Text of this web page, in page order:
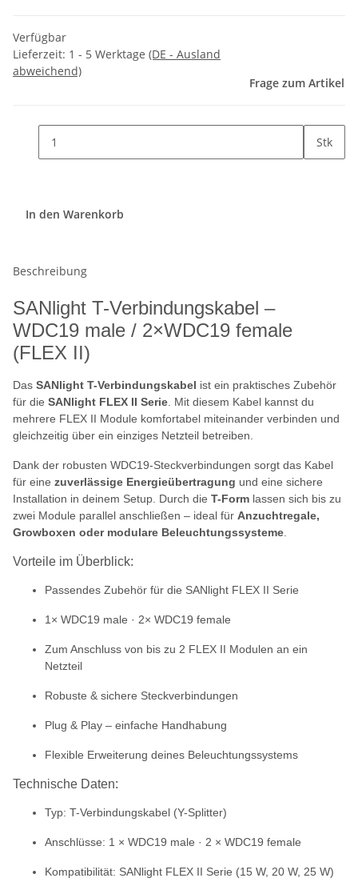
Verfügbar
Lieferzeit: 1 - 5 Werktage (DE - Ausland
abweichend)
Frage zum Artikel
Stk
In den Warenkorb
Beschreibung
SANlight T-Verbindungskabel –
WDC19 male / 2×WDC19 female
(FLEX II)
Das SANlight T-Verbindungskabel ist ein praktisches Zubehör
für die SANlight FLEX II Serie. Mit diesem Kabel kannst du
mehrere FLEX II Module komfortabel miteinander verbinden und
gleichzeitig über ein einziges Netzteil betreiben.
Dank der robusten WDC19-Steckverbindungen sorgt das Kabel
für eine zuverlässige Energieübertragung und eine sichere
Installation in deinem Setup. Durch die T-Form lassen sich bis zu
zwei Module parallel anschließen – ideal für Anzuchtregale,
Growboxen oder modulare Beleuchtungssysteme.
Vorteile im Überblick:
Passendes Zubehör für die SANlight FLEX II Serie
1× WDC19 male · 2× WDC19 female
Zum Anschluss von bis zu 2 FLEX II Modulen an ein
Netzteil
Robuste & sichere Steckverbindungen
Plug & Play – einfache Handhabung
Flexible Erweiterung deines Beleuchtungssystems
Technische Daten:
Typ: T-Verbindungskabel (Y-Splitter)
Anschlüsse: 1 × WDC19 male · 2 × WDC19 female
Kompatibilität: SANlight FLEX II Serie (15 W, 20 W, 25 W)